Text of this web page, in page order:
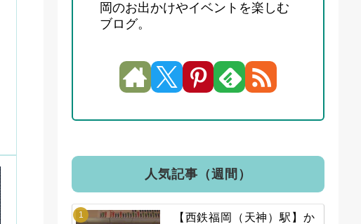
岡のお出かけやイベントを楽しむ
ブログ。
人気記事（週間）
【西鉄福岡（天神）駅】か